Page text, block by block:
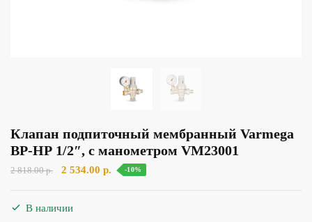
Клапан подпиточный мембранный Varmega
ВР-НР 1/2″, с манометром VM23001
2 818.00р.
Первоначальная
2 534.00 р. Текущая
-10%
В наличии